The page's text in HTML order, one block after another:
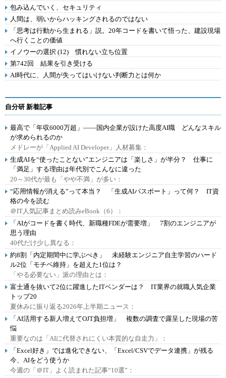
包み込んでいく、セキュリティ
人間は、弱いからハッキングされるのではない
「思考は行動から生まれる」説。20年コードを書いて悟った、建設現場
へ行くことの価値
イノウーの選択 (12) 慣れない立ち位置
第742回 結果を引き受ける
AI時代に、人間が失ってはいけない判断力とは何か
自分研 新着記事
最高で「年収6000万超」――国内企業が設けた高度AI職 どんなスキル
が求められるのか
メドレーが「Applied AI Developer」人材募集：
生成AIを“使ったことない”エンジニアは「楽しさ」が半分？ 仕事に
「満足」する理由は年代別でこんなに違った
20～30代が最も「やや不満」が多い：
“応用情報が消える”って本当？ 「生成AIパスポート」って何？ IT資
格の今を読む
＠IT人気記事まとめ読みeBook（6）：
「AIがコードを書く時代、新職種FDEが需要増」 7割のエンジニアが
思う理由
40代だけ少し異なる：
約8割「内定期間中に学ぶべき」 未経験エンジニア自主学習のハード
ル2位「モチベ維持」を超えた1位は？
「やる必要ない」派の理由とは：
富士通を抜いて2位に躍進したITベンダーは？ IT業界の就職人気企業
トップ20
夏休みに振り返る2026年上半期ニュース：
「AI活用する新人増えてOJT負担増」 複数の調査で露呈した現場の苦
悩
重要なのは「AIに代替されにくい本質的な自走力」：
「Excel好き」では進化できない、「Excel/CSVでデータ連携」が残る
今、AIをどう使うか
今週の「＠IT」よく読まれた記事“10選”：